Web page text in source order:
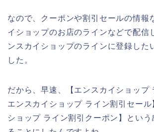
なので、クーポンや割引セールの情報
イショップのお店のラインなどで配信
ンスカイショップのラインに登録した
した。
だから、早速、【エンスカイショップ
エンスカイショップ ライン割引セール
ショップ ライン割引クーポン】という